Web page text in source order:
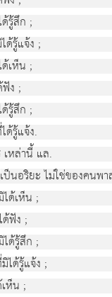
รู้สึก ;
ด้รู้แจ้ง ;
เห็น ;
ง ;
รู้สึก ;
ด้รู้แจ้ง.
หล่านี้ แล.
นอริยะ ไม่ใช่ของคนพ
ด้เห็น ;
ฟัง ;
ด้รู้สึก ;
ได้รู้แจ้ง ;
ห็น ;